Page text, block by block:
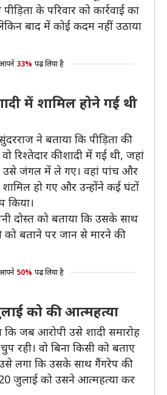
के परिवार को कार्रवाई का
बाद में कोई कदम नहीं उठाया
33% पढ़ लिया है
में शामिल होने गई थी
ने बताया कि पीड़िता की
रिश्तेदार की शादी में गई थी, जहां
उसे जंगल में ले गए। वहां पांच और
हो गए और उन्होंने कई घंटों
किया।
दोस्त को बताया कि उसके साथ
बताने पर जान से मारने की
50% पढ़ लिया है
को की आत्महत्या
जब आरोपी उसे शादी समारोह
रही। वो बिना किसी को बताए
लगा कि उसके साथ गैंगरेप की
जुलाई को उसने आत्महत्या कर